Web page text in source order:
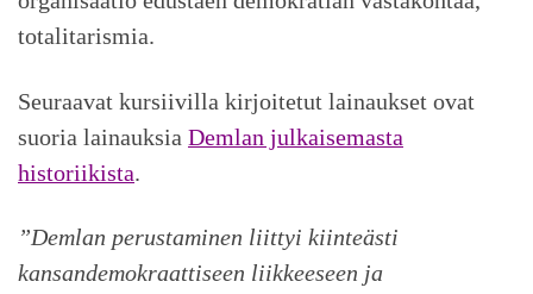
totalitarismia.
Seuraavat kursiivilla kirjoitetut lainaukset ovat
suoria lainauksia Demlan julkaisemasta
historiikista.
”Demlan perustaminen liittyi kiinteästi
kansandemokraattiseen liikkeeseen ja